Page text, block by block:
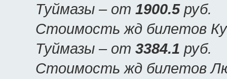
Туймазы – от 1900.5руб.
Стоимость жд билетов
Туймазы – от 3384.1 руб.
Стоимость жд билетов